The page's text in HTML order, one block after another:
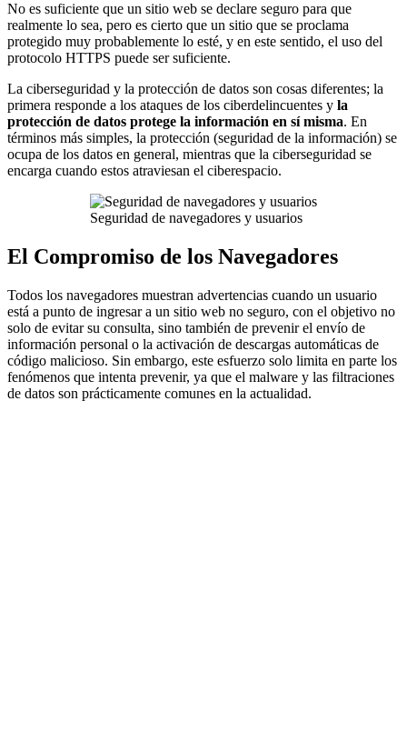
No es suficiente que un sitio web se declare seguro para que
realmente lo sea, pero es cierto que un sitio que se proclama
protegido muy probablemente lo esté, y en este sentido, el uso del
protocolo HTTPS puede ser suficiente.
La ciberseguridad y la protección de datos son cosas diferentes; la
primera responde a los ataques de los ciberdelincuentes y la
protección de datos protege la información en sí misma. En
términos más simples, la protección (seguridad de la información) se
ocupa de los datos en general, mientras que la ciberseguridad se
encarga cuando estos atraviesan el ciberespacio.
Seguridad de navegadores y usuarios
El Compromiso de los Navegadores
Todos los navegadores muestran advertencias cuando un usuario
está a punto de ingresar a un sitio web no seguro, con el objetivo no
solo de evitar su consulta, sino también de prevenir el envío de
información personal o la activación de descargas automáticas de
código malicioso. Sin embargo, este esfuerzo solo limita en parte los
fenómenos que intenta prevenir, ya que el malware y las filtraciones
de datos son prácticamente comunes en la actualidad.